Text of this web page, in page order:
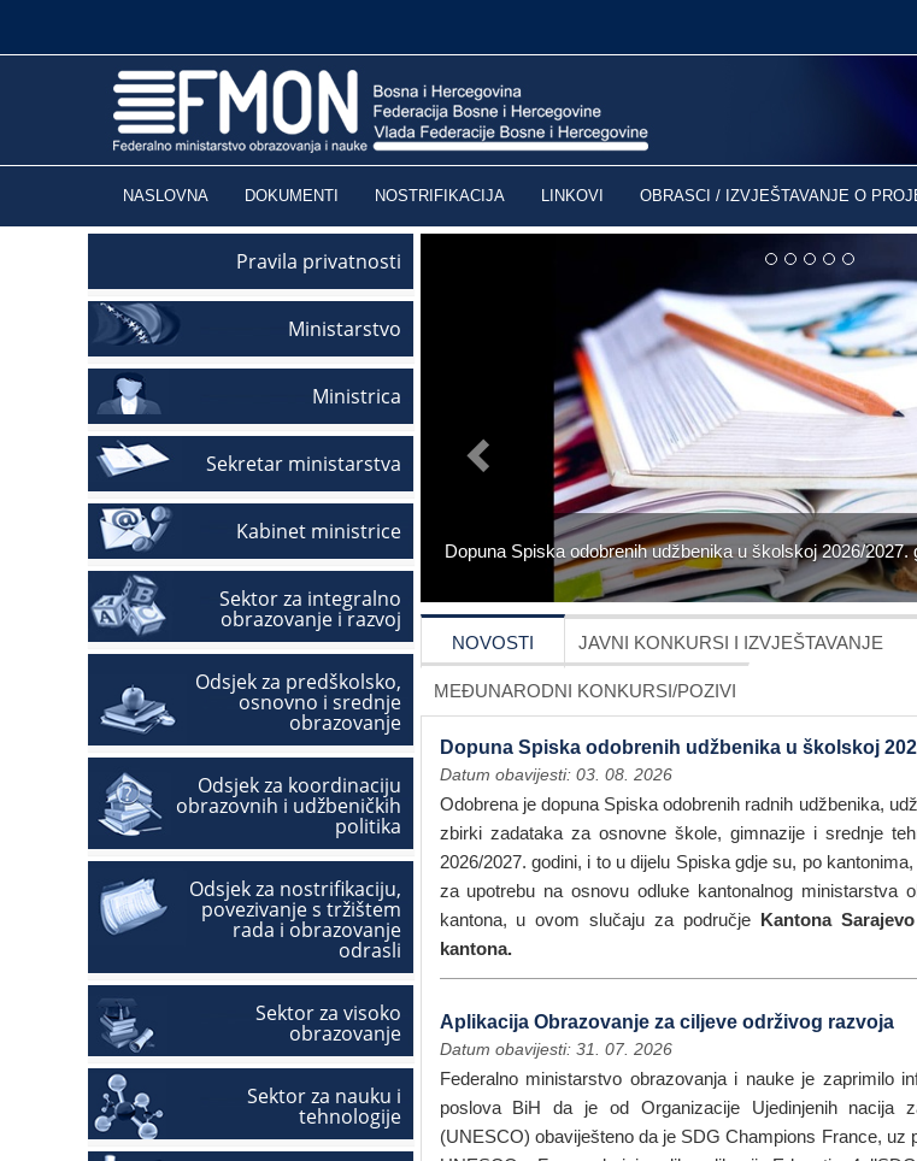
NASLOVNA DOKUMENTI NOSTRIFIKACIJA LINKOVI OBRASCI / IZVJEŠTAVANJE O
Pravila privatnosti
Ministarstvo
Ministrica
Sekretar ministarstva
Kabinet ministrice
Sektor za integralno
obrazovanje i razvoj
Odsjek za predškolsko,
osnovno i srednje
obrazovanje
Odsjek za koordinaciju
obrazovnih i udžbeničkih
politika
Odsjek za nostrifikaciju,
povezivanje s tržištem
rada i obrazovanje
odrasli
Sektor za visoko
obrazovanje
Sektor za nauku i
tehnologije
Dopuna Spiska odobrenih udžbenika u školskoj 2026/2027.
NOVOSTI JAVNI KONKURSI I IZVJEŠTAVANJE
MEĐUNARODNI KONKURSI/POZIVI
Dopuna Spiska odobrenih udžbenika u školskoj
Datum obavijesti: 03. 08. 2026
Odobrena je dopuna Spiska odobrenih radnih udžbenika,
zbirki zadataka za osnovne škole, gimnazije i srednje
2026/2027. godini, i to u dijelu Spiska gdje su, po
za upotrebu na osnovu odluke kantonalnog ministarstva
kantona, u ovom slučaju za područje Kantona
kantona.
Aplikacija Obrazovanje za ciljeve održivog razvoja
Datum obavijesti: 31. 07. 2026
Federalno ministarstvo obrazovanja i nauke je zaprimilo
poslova BiH da je od Organizacije Ujedinjenih nacija
(UNESCO) obaviješteno da je SDG Champions France,